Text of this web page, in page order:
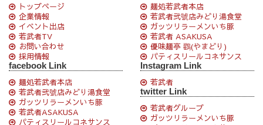
トップページ
企業情報
イベント出店
若武者TV
お問い合わせ
採用情報
麺処若武者本店
若武者弐號店みどり湯食堂
ガッツリラーメンいち豚
若武者 ASAKUSA
優味麺亭 鸐(やまどり)
パティスリールコネサンス
facebook Link
麺処若武者本店
若武者弐號店みどり湯食堂
ガッツリラーメンいち豚
若武者ASAKUSA
パティスリールコネサンス
Instagram Link
若武者
twitter Link
若武者グループ
ガッツリラーメンいち豚